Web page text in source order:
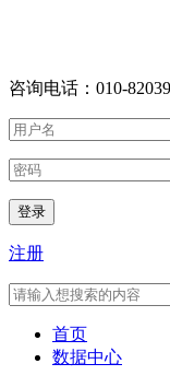
咨询电话：010-
登录
注册
首页
数据中心